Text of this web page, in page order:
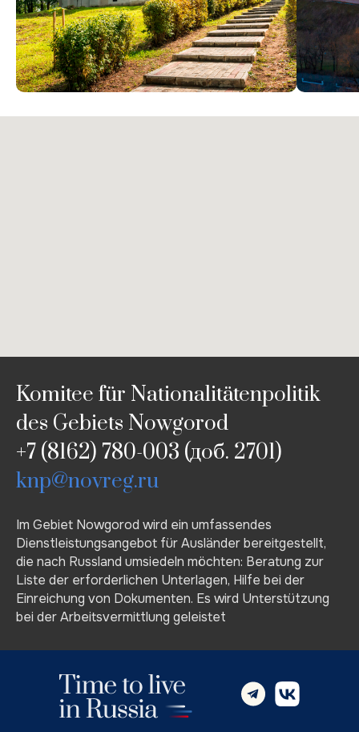
Komitee für Nationalitätenpolitik
des Gebiets Nowgorod
+7 (8162) 780-003 (доб. 2701)
knp@novreg.ru
Im Gebiet Nowgorod wird ein umfassendes
Dienstleistungsangebot für Ausländer bereitgestellt,
die nach Russland umsiedeln möchten: Beratung zur
Liste der erforderlichen Unterlagen, Hilfe bei der
Einreichung von Dokumenten. Es wird Unterstützung
bei der Arbeitsvermittlung geleistet